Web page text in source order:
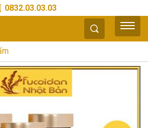
0832.03.03.03